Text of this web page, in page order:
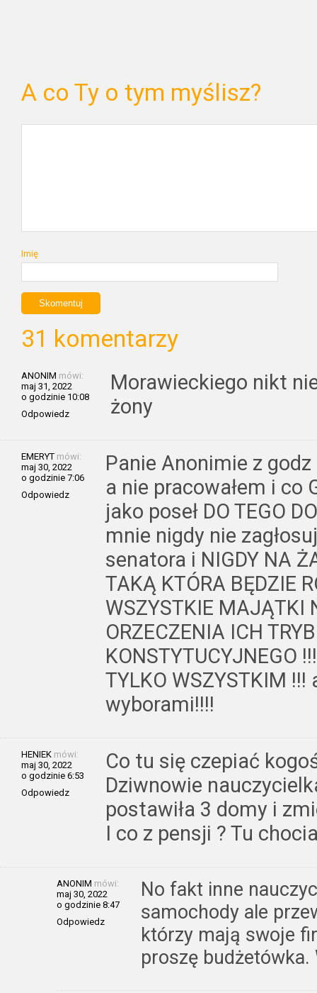
A co Ty o tym myślisz?
Imię
31 komentarzy
ANONIM mówi:
maj 31, 2022
o godzinie 10:08
Odpowiedz
Morawieckiego nikt
żony
EMERYT mówi:
maj 30, 2022
o godzinie 7:06
Odpowiedz
Panie Anonimie z
a nie pracowałem i co
jako poseł DO TEGO
mnie nigdy nie
senatora i NIGDY NA
TAKĄ KTÓRA BĘDZIE
WSZYSTKIE MAJĄTKI
ORZECZENIA ICH
KONSTYTUCYJNEGO
TYLKO WSZYSTKIM
wyborami!!!!
HENIEK mówi:
maj 30, 2022
o godzinie 6:53
Odpowiedz
Co tu się czepiać
Dziwnowie
postawiła 3 domy i
I co z pensji ? Tu
ANONIM mówi:
maj 30, 2022
o godzinie 8:47
Odpowiedz
No fakt inne
samochody ale
którzy mają swoje
proszę